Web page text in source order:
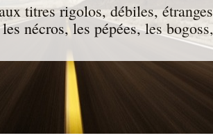
titres rigolos, débiles,
nécros, les pépées, les